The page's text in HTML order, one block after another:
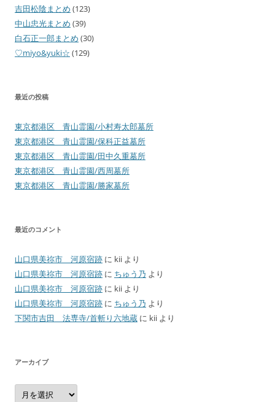
吉田松陰まとめ (123)
中山忠光まとめ (39)
白石正一郎まとめ (30)
♡miyo&yuki☆ (129)
最近の投稿
東京都港区 青山霊園/小村寿太郎墓所
東京都港区 青山霊園/保科正益墓所
東京都港区 青山霊園/田中久重墓所
東京都港区 青山霊園/西周墓所
東京都港区 青山霊園/勝家墓所
最近のコメント
山口県美祢市 河原宿跡 に kii より
山口県美祢市 河原宿跡 に ちゅう乃 より
山口県美祢市 河原宿跡 に kii より
山口県美祢市 河原宿跡 に ちゅう乃 より
下関市吉田 法専寺/首斬り六地蔵 に kii より
アーカイブ
ア
ー